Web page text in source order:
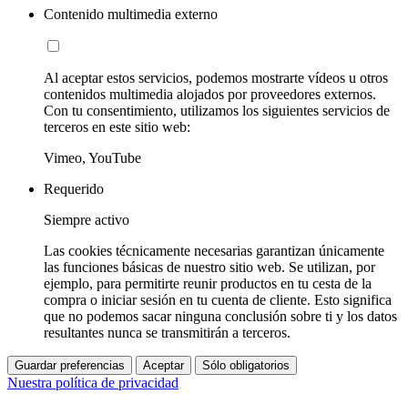
Contenido multimedia externo
Al aceptar estos servicios, podemos mostrarte vídeos u otros
contenidos multimedia alojados por proveedores externos.
Con tu consentimiento, utilizamos los siguientes servicios de
terceros en este sitio web:
Vimeo, YouTube
Requerido
Siempre activo
Las cookies técnicamente necesarias garantizan únicamente
las funciones básicas de nuestro sitio web. Se utilizan, por
ejemplo, para permitirte reunir productos en tu cesta de la
compra o iniciar sesión en tu cuenta de cliente. Esto significa
que no podemos sacar ninguna conclusión sobre ti y los datos
resultantes nunca se transmitirán a terceros.
Guardar preferencias Aceptar Sólo obligatorios
Nuestra política de privacidad